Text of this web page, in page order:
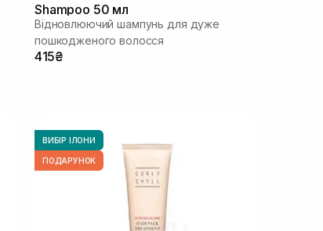
Shampoo 50 мл
Відновлюючий шампунь для дуже
пошкодженого волосся
415₴
ВИБІР ІЛОНИ
ПОДАРУНОК